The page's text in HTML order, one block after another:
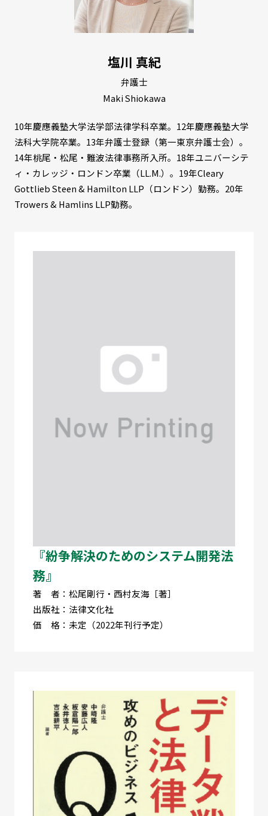
塩川 真紀
弁護士
Maki Shiokawa
10年慶應義塾大学法学部法律学科卒業。12年慶應義塾大学
法科大学院卒業。13年弁護士登録（第一東京弁護士会）。
14年桃尾・松尾・難波法律事務所入所。18年ユニバーシテ
ィ・カレッジ・ロンドン卒業（LL.M.）。19年Cleary
Gottlieb Steen & Hamilton LLP（ロンドン）勤務。20年
Trowers & Hamlins LLP勤務。
『紛争解決のためのシステム開発法
務』
著 者：松尾剛行・西村友海［著］
出版社：法律文化社
価 格：未定（2022年刊行予定）